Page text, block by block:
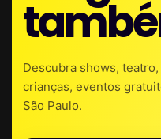
Descubra shows,
crianças, eventos
São Paulo.